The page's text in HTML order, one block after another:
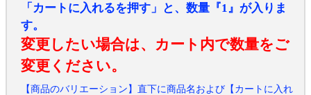
「カートに入れるを押す」と、数量『1』が入りま
す。
変更したい場合は、カート内で数量をご
変更ください。
【商品のバリエーション】直下に商品名および【カートに入れ